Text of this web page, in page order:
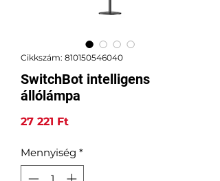
Cikkszám: 810150546040
SwitchBot intelligens
állólámpa
27 221 FtÁr
Mennyiség *